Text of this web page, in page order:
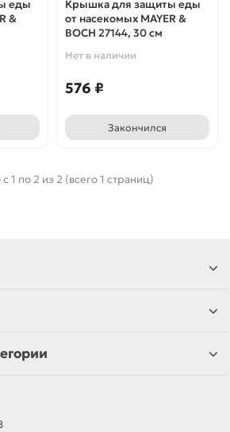
еды
&
Крышка для защиты еды
от насекомых MAYER &
BOCH 27144, 30 см
Нет в наличии
576 ₽
Закончился
1 по 2 из 2 (всего 1 страниц)